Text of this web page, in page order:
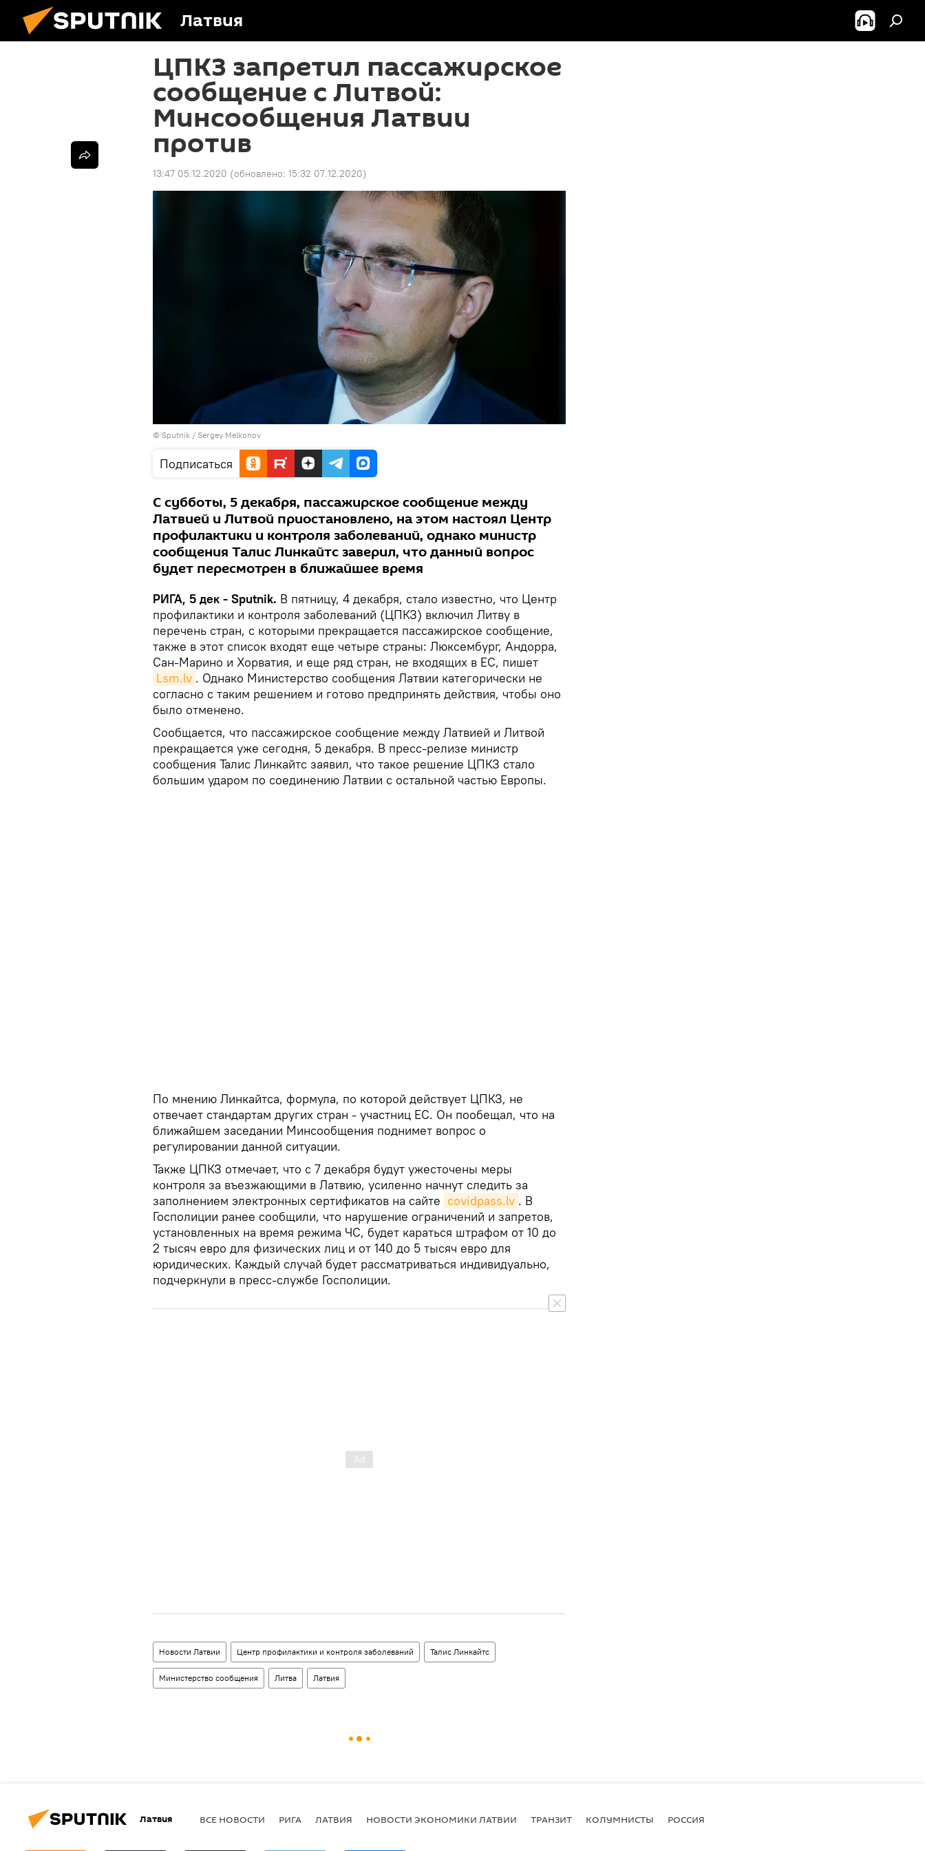
Латвия
ЦПКЗ запретил пассажирское
сообщение с Литвой:
Минсообщения Латвии
против
13:47 05.12.2020 (обновлено: 15:32 07.12.2020)
© Sputnik / Sergey Melkonov
Подписаться
С субботы, 5 декабря, пассажирское сообщение между
Латвией и Литвой приостановлено, на этом настоял Центр
профилактики и контроля заболеваний, однако министр
сообщения Талис Линкайтс заверил, что данный вопрос
будет пересмотрен в ближайшее время
РИГА, 5 дек - Sputnik. В пятницу, 4 декабря, стало известно, что Центр
профилактики и контроля заболеваний (ЦПКЗ) включил Литву в
перечень стран, с которыми прекращается пассажирское сообщение,
также в этот список входят еще четыре страны: Люксембург, Андорра,
Сан-Марино и Хорватия, и еще ряд стран, не входящих в ЕС, пишет
Lsm.lv . Однако Министерство сообщения Латвии категорически не
согласно с таким решением и готово предпринять действия, чтобы оно
было отменено.
Сообщается, что пассажирское сообщение между Латвией и Литвой
прекращается уже сегодня, 5 декабря. В пресс-релизе министр
сообщения Талис Линкайтс заявил, что такое решение ЦПКЗ стало
большим ударом по соединению Латвии с остальной частью Европы.
По мнению Линкайтса, формула, по которой действует ЦПКЗ, не
отвечает стандартам других стран - участниц ЕС. Он пообещал, что на
ближайшем заседании Минсообщения поднимет вопрос о
регулировании данной ситуации.
Также ЦПКЗ отмечает, что с 7 декабря будут ужесточены меры
контроля за въезжающими в Латвию, усиленно начнут следить за
заполнением электронных сертификатов на сайте covidpass.lv . В
Госполиции ранее сообщили, что нарушение ограничений и запретов,
установленных на время режима ЧС, будет караться штрафом от 10 до
2 тысяч евро для физических лиц и от 140 до 5 тысяч евро для
юридических. Каждый случай будет рассматриваться индивидуально,
подчеркнули в пресс-службе Госполиции.
Новости Латвии Центр профилактики и контроля заболеваний Талис Линкайтс
Министерство сообщения Литва Латвия
Латвия ВСЕ НОВОСТИ РИГА ЛАТВИЯ НОВОСТИ ЭКОНОМИКИ ЛАТВИИ ТРАНЗИТ КОЛУМНИСТЫ РОССИЯ